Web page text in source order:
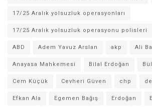
17/25 Aralık yolsuzluk operasyonları
17/25 Aralık yolsuzluk operasyonu polisleri
ABD Adem Yavuz Arslan akp Ali
Anayasa Mahkemesi Bilal Erdoğan
Cem Küçük Cevheri Güven chp
Efkan Ala Egemen Bağış Erdoğan